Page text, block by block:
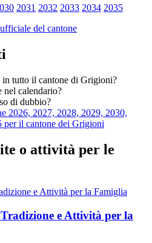
2031 2032 2033 2034 2035
del cantone
tutto il cantone di Grigioni?
nel calendario?
di dubbio?
2026, 2027, 2028, 2029, 2030,
per il cantone dei Grigioni
o attività per le
e Attività per la